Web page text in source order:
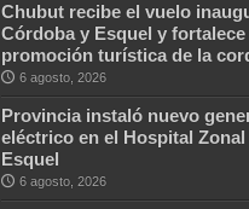
Chubut recibe el vuelo
Córdoba y Esquel y fortalece
promoción turística de la
6 agosto, 2026
Provincia instaló nuevo
eléctrico en el Hospital Zonal
Esquel
6 agosto, 2026